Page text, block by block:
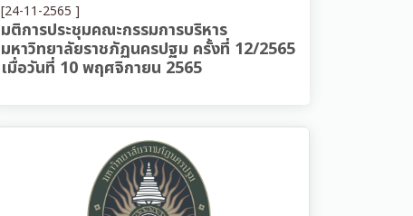
[24-11-2565 ]
มติการประชุมคณะกรรมการบริหาร
มหาวิทยาลัยราชภัฏนครปฐม ครั้งที่ 12/2565
เมื่อวันที่ 10 พฤศจิกายน 2565